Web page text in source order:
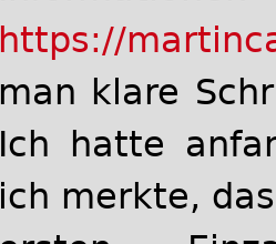
https://
man klare
Ich hatte
ich merkte,